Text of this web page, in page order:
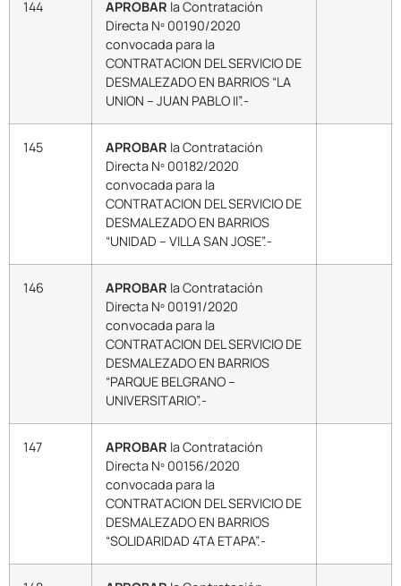
144 APROBAR la Contratación
Directa Nº 00190/2020
convocada para la
CONTRATACION DEL SERVICIO DE
DESMALEZADO EN BARRIOS “LA
UNION – JUAN PABLO II”.-
145 APROBAR la Contratación
Directa Nº 00182/2020
convocada para la
CONTRATACION DEL SERVICIO DE
DESMALEZADO EN BARRIOS
“UNIDAD – VILLA SAN JOSE”.-
146 APROBAR la Contratación
Directa Nº 00191/2020
convocada para la
CONTRATACION DEL SERVICIO DE
DESMALEZADO EN BARRIOS
“PARQUE BELGRANO –
UNIVERSITARIO”.-
147 APROBAR la Contratación
Directa Nº 00156/2020
convocada para la
CONTRATACION DEL SERVICIO DE
DESMALEZADO EN BARRIOS
“SOLIDARIDAD 4TA ETAPA”.-